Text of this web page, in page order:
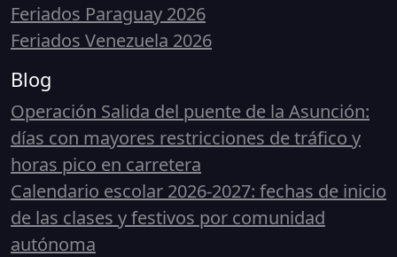
Feriados Paraguay 2026
Feriados Venezuela 2026
Blog
Operación Salida del puente de la Asunción:
días con mayores restricciones de tráfico y
horas pico en carretera
Calendario escolar 2026-2027: fechas de inicio
de las clases y festivos por comunidad
autónoma